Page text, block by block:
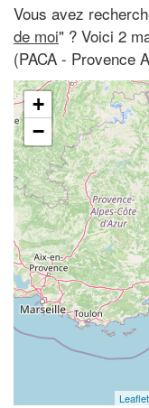
Vous avez
de moi" ? Voici 2
(PACA - Provence
+
−
Leaflet